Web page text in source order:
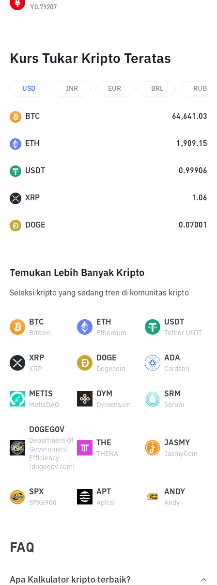
¥0.79207
Kurs Tukar Kripto Teratas
USD INR EUR BRL RUB
BTC 64,641.03
ETH 1,909.15
USDT 0.99906
XRP 1.06
DOGE 0.07001
Temukan Lebih Banyak Kripto
Seleksi kripto yang sedang tren di komunitas kripto
BTC
Bitcoin
ETH
Ethereum
USDT
Tether USDT
XRP
XRP
DOGE
Dogecoin
ADA
Cardano
METIS
MetisDAO
DYM
Dymension
SRM
Serum
DOGEGOV
Department Of
Government
Efficiency
(dogegov.com)
THE
THENA
JASMY
JasmyCoin
SPX
SPX6900
APT
Aptos
ANDY
Andy
FAQ
Apa Kalkulator kripto terbaik?